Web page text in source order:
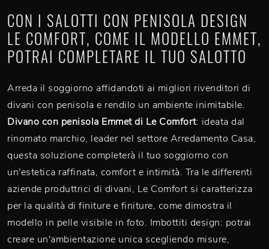
CON I SALOTTI CON PENISOLA DESIGN
LE COMFORT, COME IL MODELLO EMMET,
POTRAI COMPLETARE IL TUO SALOTTO
Arreda il soggiorno affidandoti ai migliori rivenditori di
divani con penisola e rendilo un ambiente inimitabile.
Divano con penisola Emmet di Le Comfort: ideata dal
rinomato marchio, leader nel settore Arredamento Casa,
questa soluzione completerà il tuo soggiorno con
un'estetica raffinata, comfort e intimità. Tra le differenti
aziende produttrici di divani, Le Comfort si caratterizza
per la qualità di finiture e finiture, come dimostra il
modello in pelle visibile in foto. Imbottiti design: potrai
creare un'ambientazione unica scegliendo misure,